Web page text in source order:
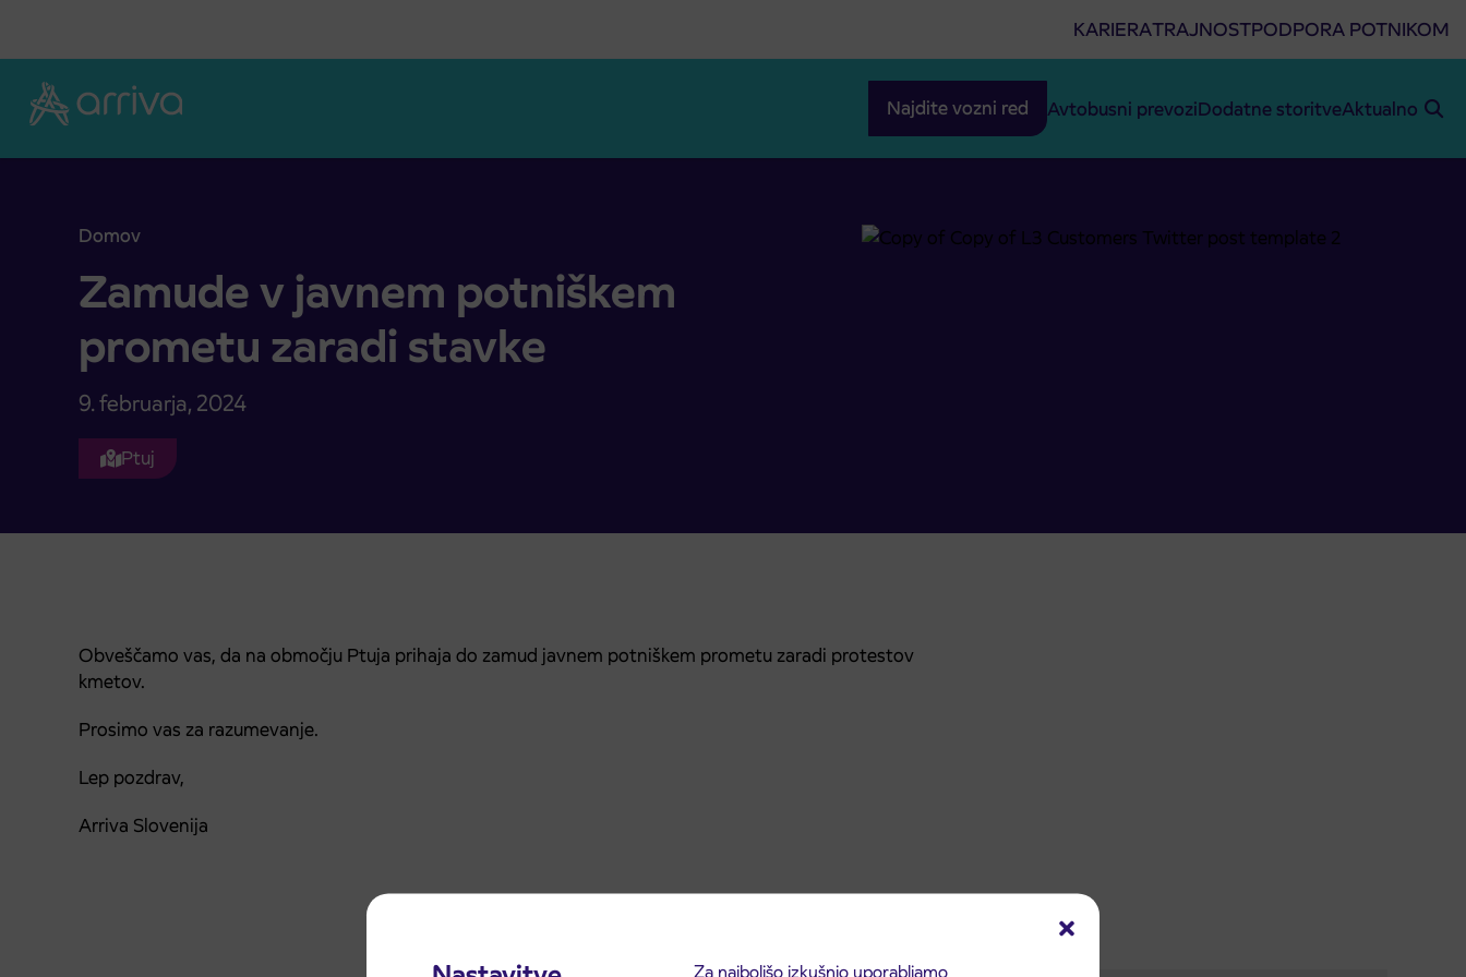
Za najboljšo izkušnjo uporabljamo
KARIERATRAJNOSTPODPORA POTNIKOM
Najdite vozni red Avtobusni prevoziDodatne storitveAktualno
Domov
Zamude v javnem potniškem prometu zaradi stavke
Zamude v javnem potniškem
prometu zaradi stavke
9. februarja, 2024
Ptuj
Obveščamo vas, da na območju Ptuja prihaja do zamud javnem potniškem prometu zaradi protestov
kmetov.
Prosimo vas za razumevanje.
Lep pozdrav,
Arriva Slovenija